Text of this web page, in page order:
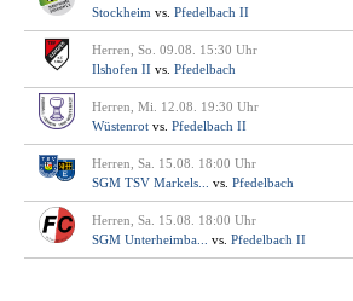
Stockheim vs. Pfedelbach II
Herren, So. 09.08. 15:30 Uhr
Ilshofen II vs. Pfedelbach
Herren, Mi. 12.08. 19:30 Uhr
Wüstenrot vs. Pfedelbach II
Herren, Sa. 15.08. 18:00 Uhr
SGM TSV Markels...
vs. Pfedelbach
Herren, Sa. 15.08. 18:00 Uhr
SGM Unterheimba...
vs. Pfedelbach II